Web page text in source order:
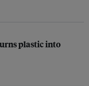
plastic into